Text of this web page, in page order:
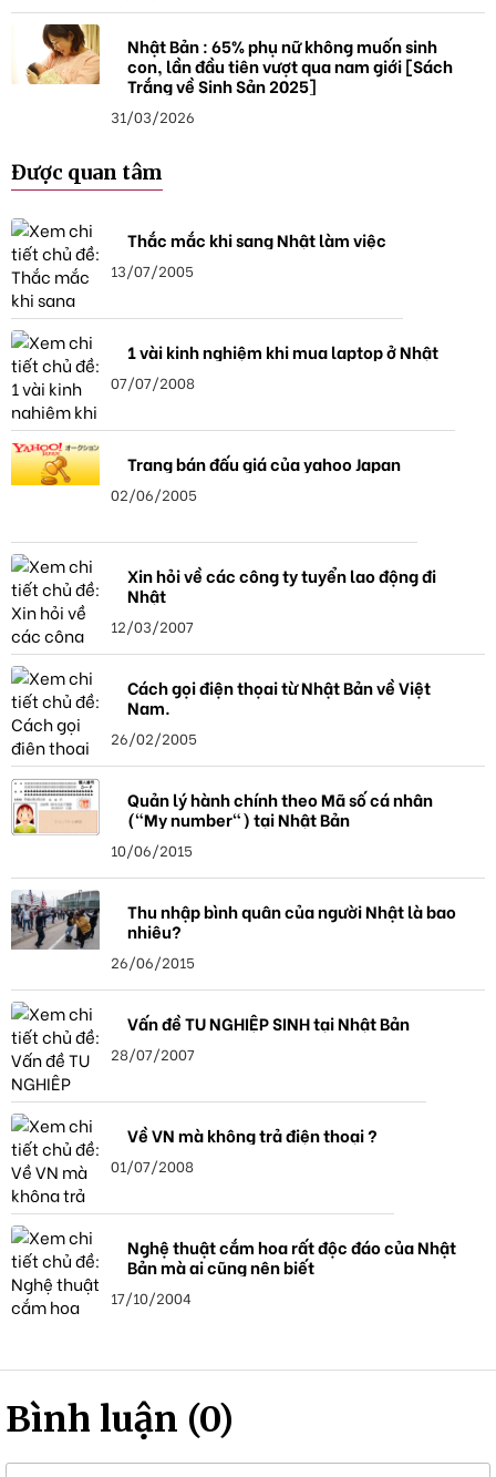
Nhật Bản : 65% phụ nữ không muốn sinh
con, lần đầu tiên vượt qua nam giới [Sách
Trắng về Sinh Sản 2025]
31/03/2026
Được quan tâm
Thắc mắc khi sang Nhật làm việc
13/07/2005
1 vài kinh nghiệm khi mua laptop ở Nhật
07/07/2008
Trang bán đấu giá của yahoo Japan
02/06/2005
Xin hỏi về các công ty tuyển lao động đi
Nhật
12/03/2007
Cách gọi điện thọai từ Nhật Bản về Việt
Nam.
26/02/2005
Quản lý hành chính theo Mã số cá nhân
("My number") tại Nhật Bản
10/06/2015
Thu nhập bình quân của người Nhật là bao
nhiêu?
26/06/2015
Vấn đề TU NGHIỆP SINH tại Nhật Bản
28/07/2007
Về VN mà không trả điện thoại ?
01/07/2008
Nghệ thuật cắm hoa rất độc đáo của Nhật
Bản mà ai cũng nên biết
17/10/2004
Bình luận (0)